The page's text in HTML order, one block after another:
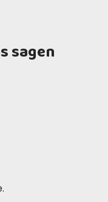
sagen